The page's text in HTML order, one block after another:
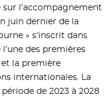
l’accompagnement
juin dernier de la
» s’inscrit dans
des premières
la première
internationales. La
de 2023 à 2028